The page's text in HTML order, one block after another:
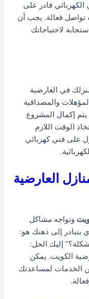
الكهربائي قادر على
تواصل فعالة. يجب أن
لاحتياجاتك
في العارضية
والمصداقية
يتم إكمال المشروع
الوقت اللازم
على فني كهربائي
العارضية
وتواجه مشاكل
يتبادر إلى ذهنك هو:
إليك الحل:
الكويت. يمكن
الخدمات لمساعدتك